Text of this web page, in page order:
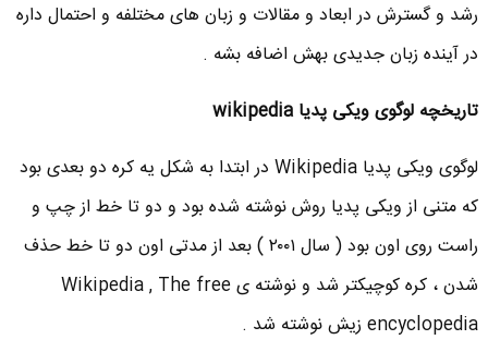
رشد و گسترش در ابعاد و مقالات و زبان های مختلفه و احتمال داره
در آینده زبان جدیدی بهش اضافه بشه .
تاریخچه لوگوی ویکی پدیا wikipedia
لوگوی ویکی پدیا Wikipedia در ابتدا به شکل یه کره دو بعدی بود
که متنی از ویکی پدیا روش نوشته شده بود و دو تا خط از چپ و
راست روی اون بود ( سال ۲۰۰۱ ) بعد از مدتی اون دو تا خط حذف
شدن ، کره کوچیکتر شد و نوشته ی Wikipedia , The free
encyclopedia زیش نوشته شد .